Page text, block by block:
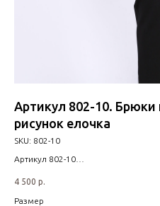
Артикул 802-10. Брюки
рисунок елочка
SKU: 802-10
Артикул 802-10
4 500 р.
Размер